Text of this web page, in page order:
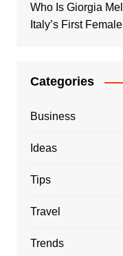
Who Is Giorgia
Italy’s First
Categories
Business
Ideas
Tips
Travel
Trends